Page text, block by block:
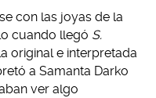
con las joyas de la
cuando llegó S.
original e interpretada
a Samanta Darko
ver algo